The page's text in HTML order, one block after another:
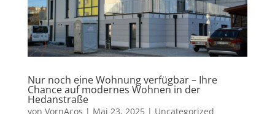
Nur noch eine Wohnung verfügbar – Ihre
Chance auf modernes Wohnen in der
Hedanstraße
von VornAcos | Mai 23, 2025| Uncategorized